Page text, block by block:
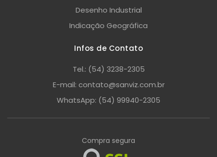
Desenho Industrial
Indicação Geográfica
Infos de Contato
Tel.: (54) 3238-2305
E-mail: contato@sanviz.com.br
WhatsApp: (54) 99940-2305
Compra segura